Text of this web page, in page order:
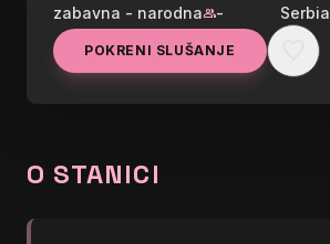
LUX RADIO
graphic_eq
zabavna - narodnagroup- Serbia
POKRENI SLUŠANJE
O STANICI